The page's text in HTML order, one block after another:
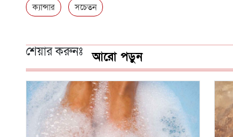
ক্যান্সার সচেতন
শেয়ার করুনঃ আরো পড়ুন